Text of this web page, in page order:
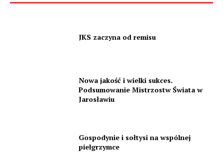
JKS zaczyna od remisu
Nowa jakość i wielki sukces.
Podsumowanie Mistrzostw Świata w
Jarosławiu
Gospodynie i sołtysi na wspólnej
pielgrzymce